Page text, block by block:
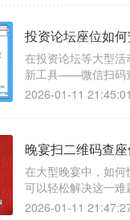
投资论坛座位如
在投资论坛等大型
新工具——微信扫码
2026-01-11
晚宴扫二维码查
在大型晚宴中，如
可以轻松解决这一
2026-01-11